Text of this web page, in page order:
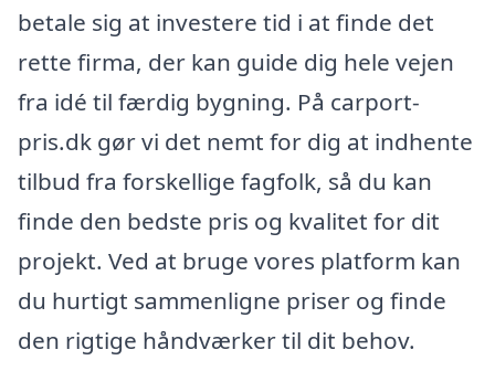
betale sig at investere tid i at finde det
rette firma, der kan guide dig hele vejen
fra idé til færdig bygning. På carport-
pris.dk gør vi det nemt for dig at indhente
tilbud fra forskellige fagfolk, så du kan
finde den bedste pris og kvalitet for dit
projekt. Ved at bruge vores platform kan
du hurtigt sammenligne priser og finde
den rigtige håndværker til dit behov.